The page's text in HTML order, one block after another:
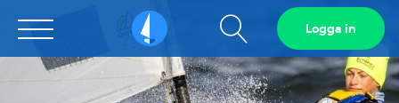
Sailarena Visa
sökfält
Logga in